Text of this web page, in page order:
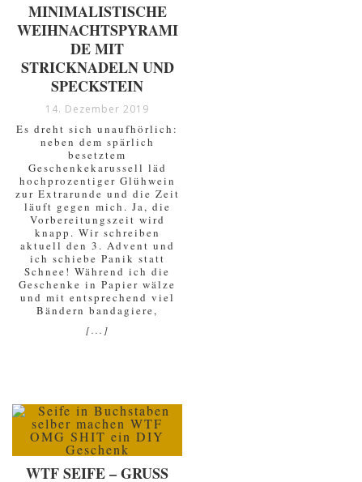
MINIMALISTISCHE
WEIHNACHTSPYRAMI
DE MIT
STRICKNADELN UND
SPECKSTEIN
14. Dezember 2019
Es dreht sich unaufhörlich:
neben dem spärlich
besetztem
Geschenkekarussell läd
hochprozentiger Glühwein
zur Extrarunde und die Zeit
läuft gegen mich. Ja, die
Vorbereitungszeit wird
knapp. Wir schreiben
aktuell den 3. Advent und
ich schiebe Panik statt
Schnee! Während ich die
Geschenke in Papier wälze
und mit entsprechend viel
Bändern bandagiere,
[...]
WTF SEIFE – GRUSS A